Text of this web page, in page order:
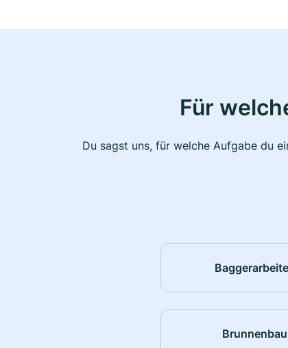
Für
Du sagst uns, für welche Aufgabe du
Brunnenbau